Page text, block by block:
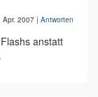
Apr. 2007 | Antworten
anstatt